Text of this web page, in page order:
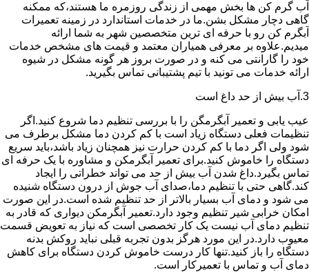
آب گرم کن ها بخش مهمی از زندگی روزمره ما هستند،که ممکنه
گاهی دچار مشکل بشن.ما در خدمات استاندارد در زمینه تعمیرات
آبگرم کن رو با حرفه ای ترین متخصصین شهر به شما ارائه
میدیم.علاوه بر معرفی همیاران معتمد و قیمت های مشخص خدمات
خود را گارانتی می کنه و در صورت بروز هر گونه مشکل در شیوه
ارائه خدمات می تونید با تیم پشتیبانی تماس بگیرید.
3.آب بیش از حد داغ است
عیب یابی و تعمیر آبگرمگن را با بررسی تنظیم دما شروع کنید.اگر
تنظیمات فعلی دستگاه زیاد است با کم کردن دما مشکل برطرف می
شود ولی اگر دما با کم کردن حرارت نیز همچنان زیاد باشد،باید سریع
دستگاه را خاموش کنید.برای تعمیر آبگرمکن و مشاوره با یک حرفه ای
تماس بگیرد.داغ شدن آب بیش از حد می تواند خطراتی را ایجاد
کند.گاهی حتی با تنظیم دما،صدای آب جوش از درون دستگاه شنیده
می شود و دمای آب بسیار بالاتر از حد تنظیم شده است.در این صورت
امکان خرابی شیر تنظیم وجود دارد.تعمیر آبگرمکن دیواری که قادر به
تنظیم دمای آب نیست یک کار تخصصی است که نیاز به تعویض قسمت
معیوب دارد.در این مورد هرگز بدون تجربه قبلی نباید روکش بدنه
دستگاه را باز کنید.تنها کار درست خاموش کردن دستگاه برای کاهش
دمای آب و تماس با تعمیرکار است.